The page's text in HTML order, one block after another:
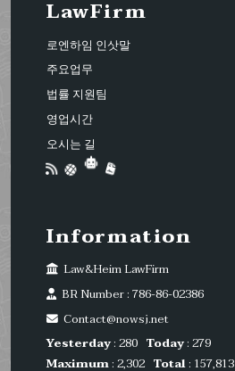
LawFirm
로엔하임 인삿말
주요업무
법률 지원팀
영업시간
오시는 길
Information
Law&Heim LawFirm
BR Number : 786-86-02386
Contact@nowsj.net
Yesterday: 280 Today: 279
Maximum: 2,302 Total: 157,813